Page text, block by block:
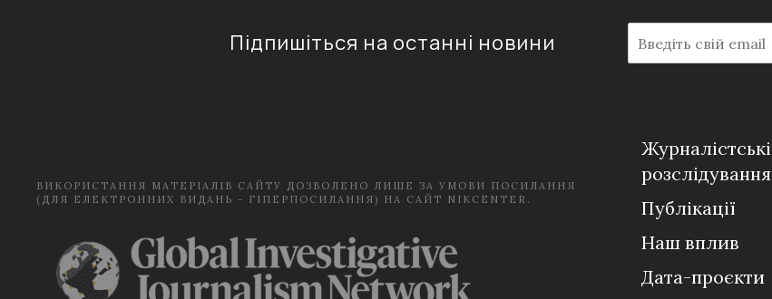
Підпишіться на останні новини
m
a
ВИКОРИСТАННЯ МАТЕРІАЛІВ САЙТУ ДОЗВОЛЕНО ЛИШЕ ЗА УМОВИ ПОСИЛАННЯ
(ДЛЯ ЕЛЕКТРОННИХ ВИДАНЬ - ГІПЕРПОСИЛАННЯ) НА САЙТ NIKCENTER.
Журналістські
розслідування
Публікації
Наш вплив
Дата-проєкти